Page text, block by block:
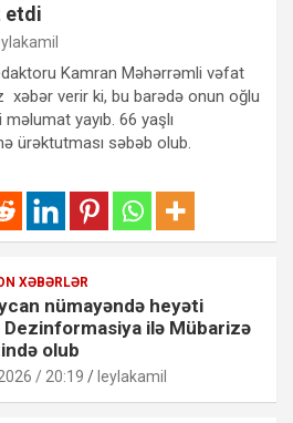
etdi
Kamran Məhərrəmli vəfat
verir ki, bu barədə onun oğlu
yayıb. 66 yaşlı
ürəktutması səbəb olub.
XƏBƏRLƏR
nümayəndə heyəti
Dezinformasiya ilə Mübarizə
olub
/ 20:19 leylakamil